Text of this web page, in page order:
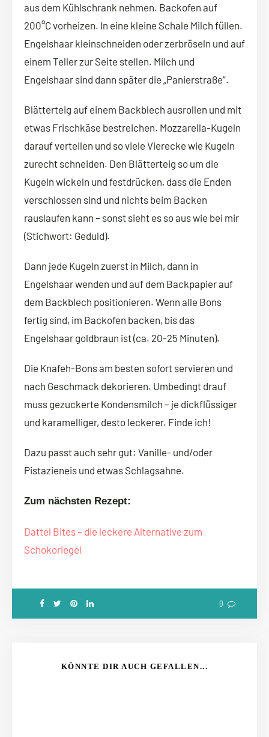
aus dem Kühlschrank nehmen. Backofen auf
200°C vorheizen. In eine kleine Schale Milch füllen.
Engelshaar kleinschneiden oder zerbröseln und auf
einem Teller zur Seite stellen. Milch und
Engelshaar sind dann später die „Panierstraße“.
Blätterteig auf einem Backblech ausrollen und mit
etwas Frischkäse bestreichen. Mozzarella-Kugeln
darauf verteilen und so viele Vierecke wie Kugeln
zurecht schneiden. Den Blätterteig so um die
Kugeln wickeln und festdrücken, dass die Enden
verschlossen sind und nichts beim Backen
rauslaufen kann – sonst sieht es so aus wie bei mir
(Stichwort: Geduld).
Dann jede Kugeln zuerst in Milch, dann in
Engelshaar wenden und auf dem Backpapier auf
dem Backblech positionieren. Wenn alle Bons
fertig sind, im Backofen backen, bis das
Engelshaar goldbraun ist (ca. 20-25 Minuten).
Die Knafeh-Bons am besten sofort servieren und
nach Geschmack dekorieren. Umbedingt drauf
muss gezuckerte Kondensmilch – je dickflüssiger
und karamelliger, desto leckerer. Finde ich!
Dazu passt auch sehr gut: Vanille- und/oder
Pistazieneis und etwas Schlagsahne.
Zum nächsten Rezept:
Dattel Bites – die leckere Alternative zum
Schokoriegel
0
KÖNNTE DIR AUCH GEFALLEN...